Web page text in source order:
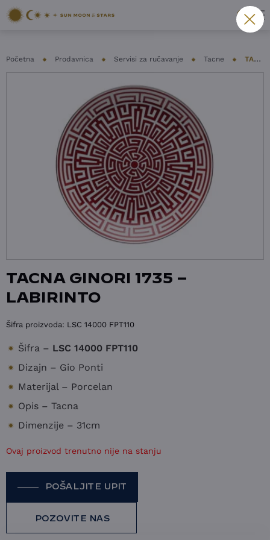
Početna Prodavnica Servisi za ručavanje Tacne TACNA GINORI 1735 – LABIRINTO
TACNA GINORI 1735 –
LABIRINTO
Šifra proizvoda: LSC 14000 FPT110
Šifra – LSC 14000 FPT110
Dizajn – Gio Ponti
Materijal – Porcelan
Opis – Tacna
Dimenzije – 31cm
Ovaj proizvod trenutno nije na stanju
POŠALJITE UPIT
POZOVITE NAS